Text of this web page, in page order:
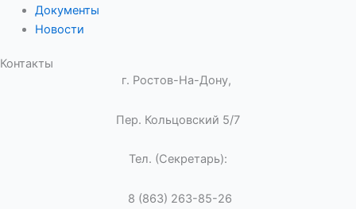
Документы
Новости
Контакты
г. Ростов-На-Дону,
Пер. Кольцовский 5/7
Тел. (Секретарь):
8 (863) 263-85-26